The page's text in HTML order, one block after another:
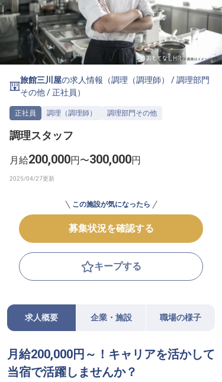
ご利用の流れ
よくある質問
ホテル・宿泊業界情報コラム
無料 転職サポートに申し込む
採用をお考えの企業様へ
旅館三川屋の求人情報（調理（調理師） /調理部門
その他/正社員 ）
正社員 調理（調理師） 調理部門その他
調理スタッフ
月給200,000円〜300,000円
この施設が気になったら
募集状況を確認する
キープする
求人概要 企業・施設 職場の様子
月給200,000円～！キャリアを活かして
当宿で活躍しませんか？